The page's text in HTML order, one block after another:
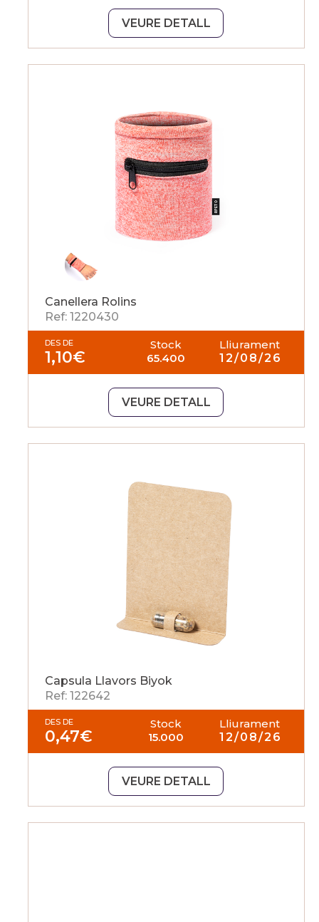
VEURE DETALL
Canellera Rolins
Ref: 1220430
DES DE
1,10€
Stock
65.400
Lliurament
12/08/26
VEURE DETALL
Capsula Llavors Biyok
Ref: 122642
DES DE
0,47€
Stock
15.000
Lliurament
12/08/26
VEURE DETALL